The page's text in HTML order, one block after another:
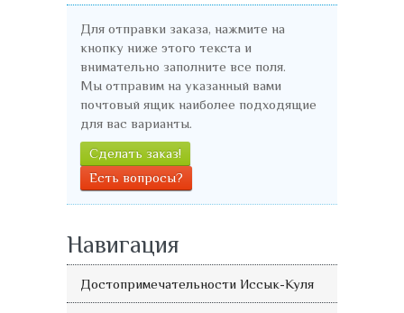
Для отправки заказа, нажмите на
кнопку ниже этого текста и
внимательно заполните все поля.
Мы отправим на указанный вами
почтовый ящик наиболее подходящие
для вас варианты.
Сделать заказ!
Есть вопросы?
Навигация
Достопримечательности Иссык-Куля